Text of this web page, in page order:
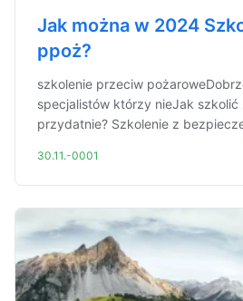
Jak można w 2024
ppoż?
szkolenie przeciw
specjalistów którzy nieJak
przydatnie? Szkolenie z
30.11.-0001